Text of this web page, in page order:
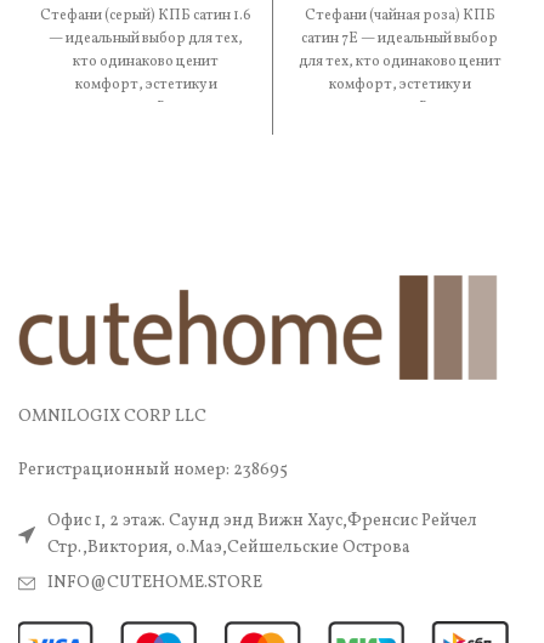
Стефани (серый) КПБ сатин 1.6
— идеальный выбор для тех,
кто одинаково ценит
комфорт, эстетику и
практичность. В составе —
Стефани (чайная роза) КПБ
сатин 7Е — идеальный выбор
для тех, кто одинаково ценит
комфорт, эстетику и
практичность. В составе
OMNILOGIX CORP LLC
Регистрационный номер: 238695
Офис 1, 2 этаж. Саунд энд Вижн Хаус,Френсис Рейчел
Стр.,Виктория, о.Маэ,Сейшельские Острова
INFO@CUTEHOME.STORE